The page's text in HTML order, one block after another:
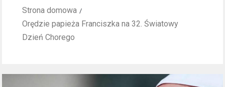
Strona domowa
Orędzie papieża Franciszka na 32. Światowy
Dzień Chorego